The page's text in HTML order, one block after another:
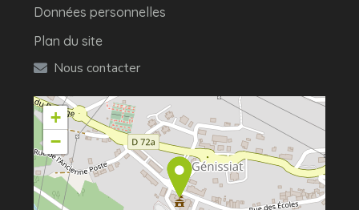
Données personnelles
Plan du site
Nous contacter
+
−